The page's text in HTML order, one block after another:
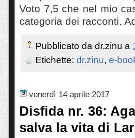
Voto 7,5 che nel mio
categoria dei racconti.
Pubblicato da dr.zinu a
Etichette: dr.zinu, e-
venerdì 14 aprile 2017
Disfida nr. 36:
salva la vita di